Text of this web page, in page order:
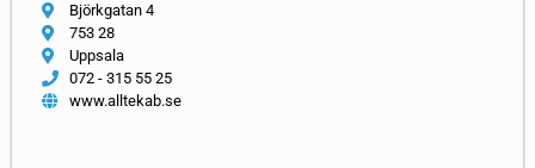
Björkgatan 4
753 28
Uppsala
072 - 315 55 25
www.alltekab.se